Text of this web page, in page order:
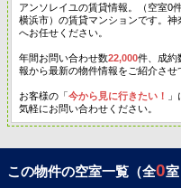
アンソレイユの賃貸情報。（空室0
横浜市）の賃貸マンションです。
へお任せください。
年間お問い合わせ数22,000件、成約
報から最新の物件情報をご紹介させ
お客様の「今から見に行きたい！
気軽にお問い合わせください。
この物件の空室一覧（全0室